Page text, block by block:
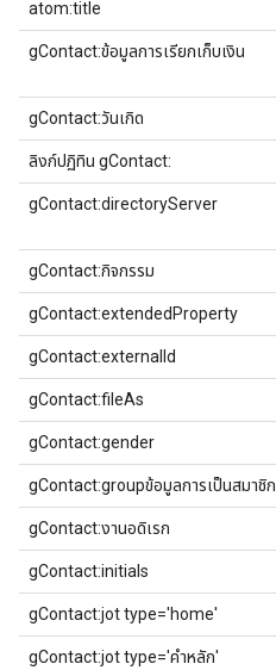
atom:title
gContact:ข้อมูลการเรียกเก็บเงิน
gContact:วันเกิด
ลิงก์ปฏิทิน gContact:
gContact:directoryServer
gContact:กิจกรรม
gContact:extendedProperty
gContact:externalId
gContact:fileAs
gContact:gender
gContact:groupข้อมูลการเป็นสมาชิก
gContact:งานอดิเรก
gContact:initials
gContact:jot type='home'
gContact:jot type='คำหลัก'